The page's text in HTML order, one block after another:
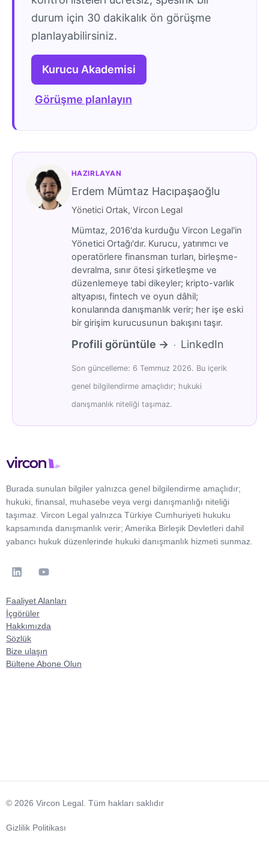
durum için 30 dakikalık ön görüşme
planlayabilirsiniz.
Kurucu Akademisi
Görüşme planlayın
HAZIRLAYAN
Erdem Mümtaz Hacıpaşaoğlu
Yönetici Ortak, Vircon Legal
Mümtaz, 2016'da kurduğu Vircon Legal'in
Yönetici Ortağı'dır. Kurucu, yatırımcı ve
operatörlere finansman turları, birleşme-
devralma, sınır ötesi şirketleşme ve
düzenlemeye tabi dikeyler; kripto-varlık
altyapısı, fintech ve oyun dâhil;
konularında danışmanlık verir; her işe eski
bir girişim kurucusunun bakışını taşır.
Profili görüntüle → · LinkedIn
Son güncelleme: 6 Temmuz 2026. Bu içerik
genel bilgilendirme amaçlıdır; hukuki
danışmanlık niteliği taşımaz.
Burada sunulan bilgiler yalnızca genel bilgilendirme amaçlıdır;
hukuki, finansal, muhasebe veya vergi danışmanlığı niteliği
taşımaz. Vircon Legal yalnızca Türkiye Cumhuriyeti hukuku
kapsamında danışmanlık verir; Amerika Birleşik Devletleri dahil
yabancı hukuk düzenlerinde hukuki danışmanlık hizmeti sunmaz.
Faaliyet Alanları
İçgörüler
Hakkımızda
Sözlük
Bize ulaşın
Bültene Abone Olun
© 2026 Vircon Legal. Tüm hakları saklıdır
Gizlilik Politikası